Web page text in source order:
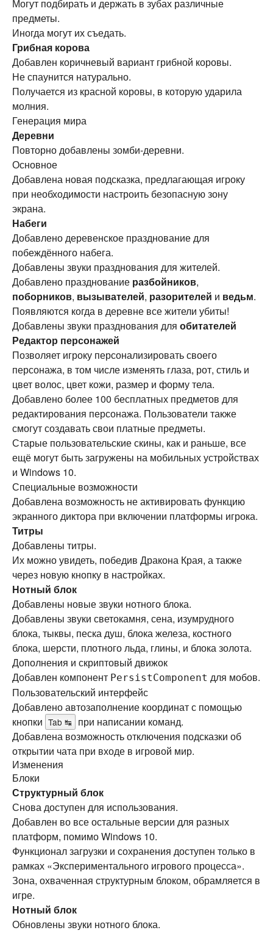
Могут подбирать и держать в зубах различные
предметы.
Иногда могут их съедать.
Грибная корова
Добавлен коричневый вариант грибной коровы.
Не спаунится натурально.
Получается из красной коровы, в которую ударила
молния.
Генерация мира
Деревни
Повторно добавлены зомби-деревни.
Основное
Добавлена новая подсказка, предлагающая игроку
при необходимости настроить безопасную зону
экрана.
Набеги
Добавлено деревенское празднование для
побеждённого набега.
Добавлены звуки празднования для жителей.
Добавлено празднование разбойников,
поборников, вызывателей, разорителей и ведьм.
Появляются когда в деревне все жители убиты!
Добавлены звуки празднования для обитателей
Редактор персонажей
Позволяет игроку персонализировать своего
персонажа, в том числе изменять глаза, рот, стиль и
цвет волос, цвет кожи, размер и форму тела.
Добавлено более 100 бесплатных предметов для
редактирования персонажа. Пользователи также
смогут создавать свои платные предметы.
Старые пользовательские скины, как и раньше, все
ещё могут быть загружены на мобильных устройствах
и Windows 10.
Специальные возможности
Добавлена возможность не активировать функцию
экранного диктора при включении платформы игрока.
Титры
Добавлены титры.
Их можно увидеть, победив Дракона Края, а также
через новую кнопку в настройках.
Нотный блок
Добавлены новые звуки нотного блока.
Добавлены звуки светокамня, сена, изумрудного
блока, тыквы, песка душ, блока железа, костного
блока, шерсти, плотного льда, глины, и блока золота.
Дополнения и скриптовый движок
Добавлен компонент PersistComponent для мобов.
Пользовательский интерфейс
Добавлено автозаполнение координат с помощью
кнопки Tab ↹ при написании команд.
Добавлена возможность отключения подсказки об
открытии чата при входе в игровой мир.
Изменения
Блоки
Структурный блок
Снова доступен для использования.
Добавлен во все остальные версии для разных
платформ, помимо Windows 10.
Функционал загрузки и сохранения доступен только в
рамках «Экспериментального игрового процесса».
Зона, охваченная структурным блоком, обрамляется в
игре.
Нотный блок
Обновлены звуки нотного блока.